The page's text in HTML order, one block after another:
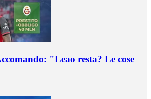
"Leao resta? Le cose